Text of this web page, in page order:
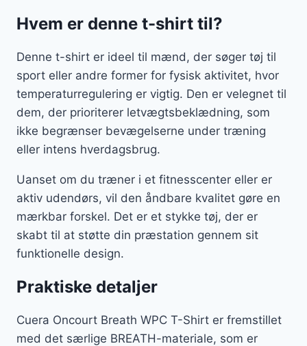
Hvem er denne t-shirt til?
Denne t-shirt er ideel til mænd, der søger tøj til
sport eller andre former for fysisk aktivitet, hvor
temperaturregulering er vigtig. Den er velegnet til
dem, der prioriterer letvægtsbeklædning, som
ikke begrænser bevægelserne under træning
eller intens hverdagsbrug.
Uanset om du træner i et fitnesscenter eller er
aktiv udendørs, vil den åndbare kvalitet gøre en
mærkbar forskel. Det er et stykke tøj, der er
skabt til at støtte din præstation gennem sit
funktionelle design.
Praktiske detaljer
Cuera Oncourt Breath WPC T-Shirt er fremstillet
med det særlige BREATH-materiale, som er